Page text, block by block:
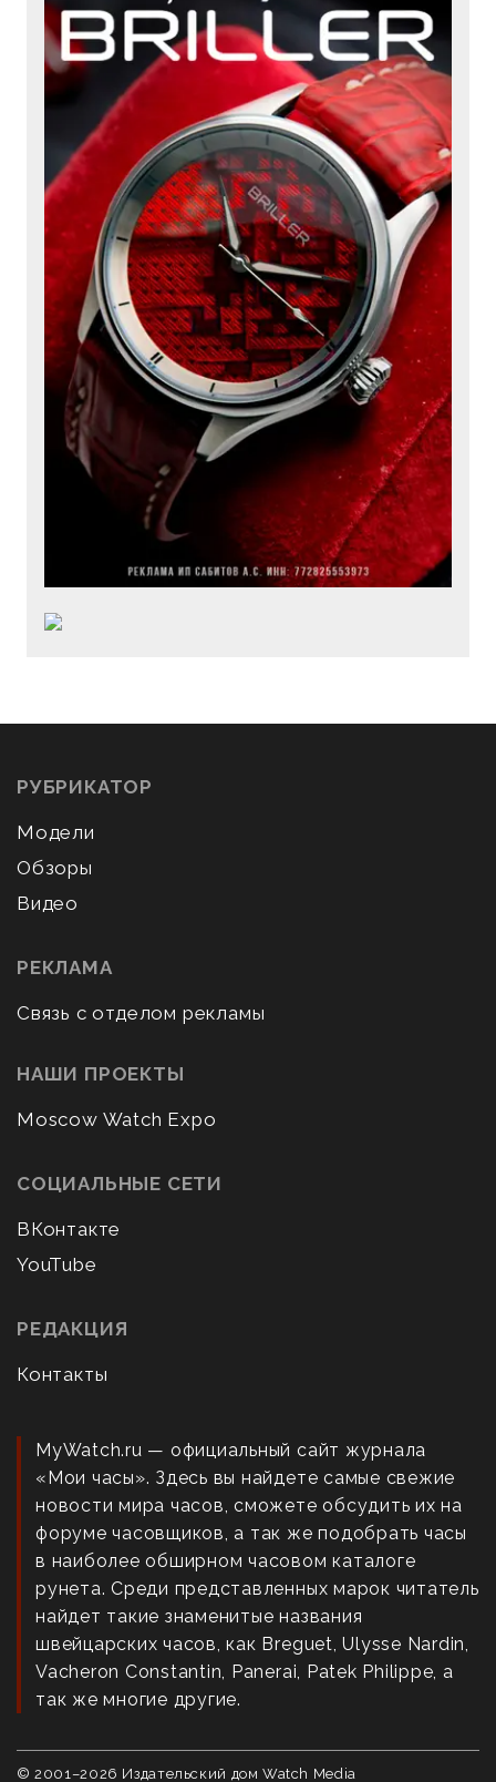
РУБРИКАТОР
Модели
Обзоры
Видео
РЕКЛАМА
Связь с отделом рекламы
НАШИ ПРОЕКТЫ
Moscow Watch Expo
СОЦИАЛЬНЫЕ СЕТИ
ВКонтакте
YouTube
РЕДАКЦИЯ
Контакты
MyWatch.ru — официальный сайт журнала
«Мои часы». Здесь вы найдете самые свежие
новости мира часов, сможете обсудить их на
форуме часовщиков, а так же подобрать часы
в наиболее обширном часовом каталоге
рунета. Среди представленных марок читатель
найдет такие знаменитые названия
швейцарских часов, как Breguet, Ulysse Nardin,
Vacheron Constantin, Panerai, Patek Philippe, а
так же многие другие.
© 2001–2026 Издательский дом Watch Media